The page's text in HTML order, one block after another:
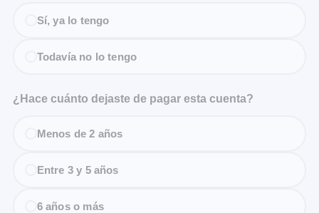
Sí, ya lo tengo
Todavía no lo tengo
¿Hace cuánto dejaste de pagar esta cuenta?
Menos de 2 años
Entre 3 y 5 años
6 años o más